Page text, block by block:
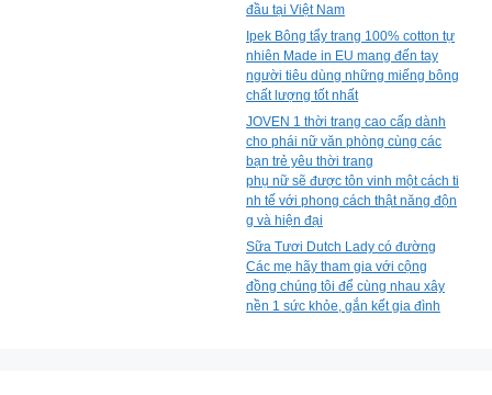
đầu tại Việt Nam
Ipek Bông tẩy trang 100% cotton tự
nhiên Made in EU mang đến tay
người tiêu dùng những miếng bông
chất lượng tốt nhất
JOVEN 1 thời trang cao cấp dành
cho phái nữ văn phòng cùng các
bạn trẻ yêu thời trang
phụ nữ sẽ được tôn vinh một cách ti
nh tế với phong cách thật năng độn
g và hiện đại
Sữa Tươi Dutch Lady có đường
Các mẹ hãy tham gia với cộng
đồng chúng tôi để cùng nhau xây
nền 1 sức khỏe, gắn kết gia đình